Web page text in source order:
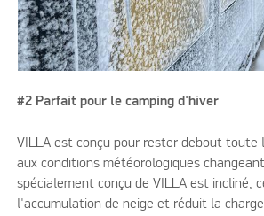
#2 Parfait pour le camping d'hiver
VILLA est conçu pour rester debout toute
aux conditions météorologiques
spécialement conçu de VILLA est incliné,
l'accumulation de neige et réduit la